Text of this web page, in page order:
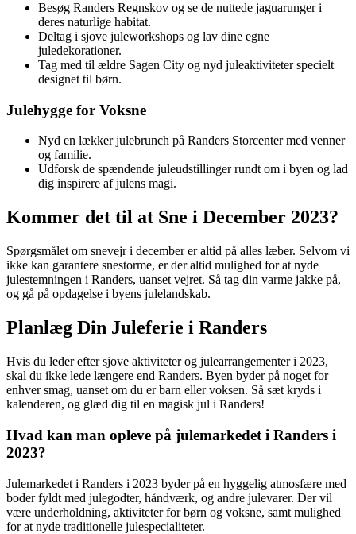
Besøg Randers Regnskov og se de nuttede jaguarunger i
deres naturlige habitat.
Deltag i sjove juleworkshops og lav dine egne
juledekorationer.
Tag med til ældre Sagen City og nyd juleaktiviteter specielt
designet til børn.
Julehygge for Voksne
Nyd en lækker julebrunch på Randers Storcenter med venner
og familie.
Udforsk de spændende juleudstillinger rundt om i byen og lad
dig inspirere af julens magi.
Kommer det til at Sne i December 2023?
Spørgsmålet om snevejr i december er altid på alles læber. Selvom vi
ikke kan garantere snestorme, er der altid mulighed for at nyde
julestemningen i Randers, uanset vejret. Så tag din varme jakke på,
og gå på opdagelse i byens julelandskab.
Planlæg Din Juleferie i Randers
Hvis du leder efter sjove aktiviteter og julearrangementer i 2023,
skal du ikke lede længere end Randers. Byen byder på noget for
enhver smag, uanset om du er barn eller voksen. Så sæt kryds i
kalenderen, og glæd dig til en magisk jul i Randers!
Hvad kan man opleve på julemarkedet i Randers i
2023?
Julemarkedet i Randers i 2023 byder på en hyggelig atmosfære med
boder fyldt med julegodter, håndværk, og andre julevarer. Der vil
være underholdning, aktiviteter for børn og voksne, samt mulighed
for at nyde traditionelle julespecialiteter.